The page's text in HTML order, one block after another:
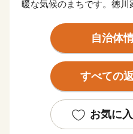
暖な気候のまちです。徳川
食材、そして富士山を借
そんな静岡市の「素敵」
是非一度、静岡市へお越
下さい。
自治体
すべての
お気に